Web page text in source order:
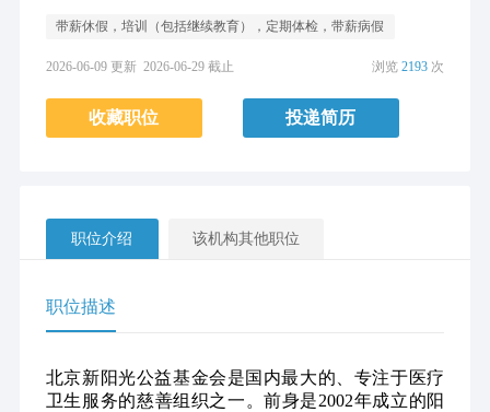
带薪休假，培训（包括继续教育），定期体检，带薪病假
2026-06-09 更新 2026-06-29 截止 浏览2193 次
收藏职位 投递简历
职位介绍 该机构其他职位
职位描述
北京新阳光公益基金会是国内最大的、专注于医疗
卫生服务的慈善组织之一。前身是2002年成立的阳